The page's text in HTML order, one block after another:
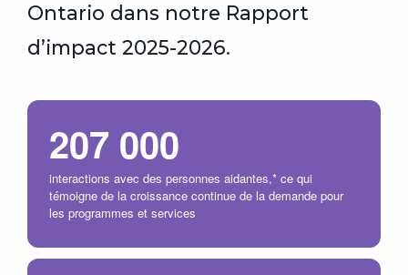
Ontario dans notre Rapport
d’impact 2025-2026.
207 000
interactions avec des personnes aidantes,* ce qui
témoigne de la croissance continue de la demande pour
les programmes et services